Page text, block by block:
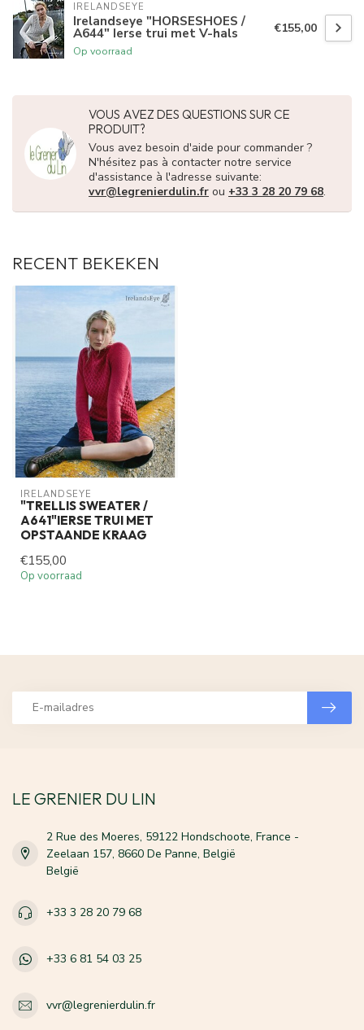
IRELANDSEYE
Irelandseye "HORSESHOES /
A644" Ierse trui met V-hals
Op voorraad
€155,00
VOUS AVEZ DES QUESTIONS SUR CE
PRODUIT?
Vous avez besoin d'aide pour commander ?
N'hésitez pas à contacter notre service
d'assistance à l'adresse suivante:
vvr@legrenierdulin.fr ou +33 3 28 20 79 68.
RECENT BEKEKEN
IRELANDSEYE
"TRELLIS SWEATER /
A641"IERSE TRUI MET
OPSTAANDE KRAAG
€155,00
Op voorraad
LE GRENIER DU LIN
2 Rue des Moeres, 59122 Hondschoote, France -
Zeelaan 157, 8660 De Panne, België
België
+33 3 28 20 79 68
+33 6 81 54 03 25
vvr@legrenierdulin.fr